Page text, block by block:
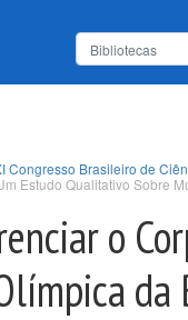
Congresso Brasileiro de
Estudo Qualitativo Sobre
o
da